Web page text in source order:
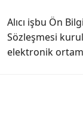
Alıcı işbu Ön
Sözleşmesi
elektronik